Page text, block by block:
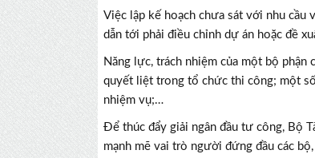
Việc lập kế hoạch chưa sát với nhu cầu
dẫn tới phải điều chỉnh dự án hoặc đề
Năng lực, trách nhiệm của một bộ phận
quyết liệt trong tổ chức thi công; một
nhiệm vụ;…
Để thúc đẩy giải ngân đầu tư công, Bộ
mạnh mẽ vai trò người đứng đầu các